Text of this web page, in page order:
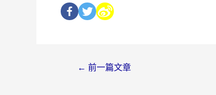
← 前一篇文章